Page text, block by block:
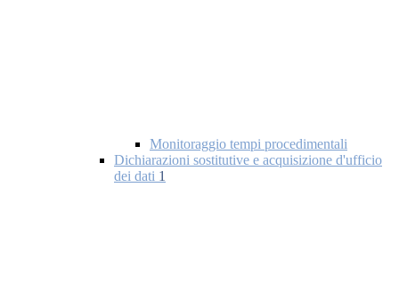
Monitoraggio tempi procedimentali
Dichiarazioni sostitutive e acquisizione d'ufficio
dei dati 1